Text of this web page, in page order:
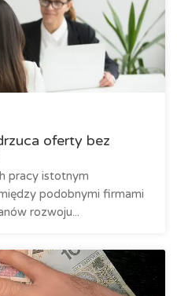
oferty bez
pracy istotnym
podobnymi firmami
rozwoju...